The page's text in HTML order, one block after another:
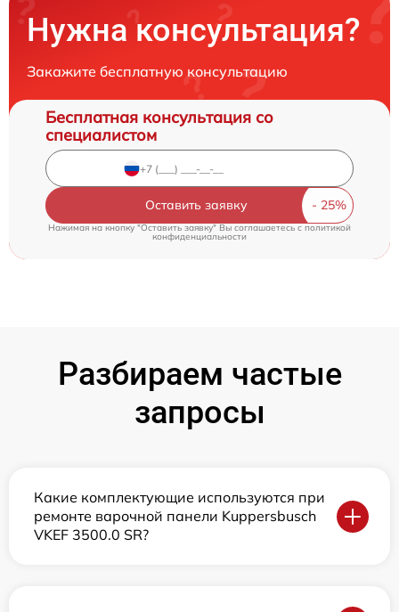
Нужна консультация?
Закажите бесплатную консультацию
Бесплатная консультация со
специалистом
Оставить заявку
Нажимая на кнопку "Оставить заявку" Вы соглашаетесь cполитикой
конфиденциальности
Разбираем частые
запросы
Какие комплектующие используются при
ремонте варочной панели Kuppersbusch
VKEF 3500.0 SR?